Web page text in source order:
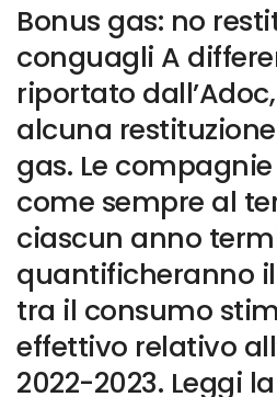
Bonus gas: no
conguagli A
riportato
alcuna
gas. Le
come sempre al
ciascun anno
quantificheranno
tra il consumo
effettivo relativo
2022-2023. Leggi